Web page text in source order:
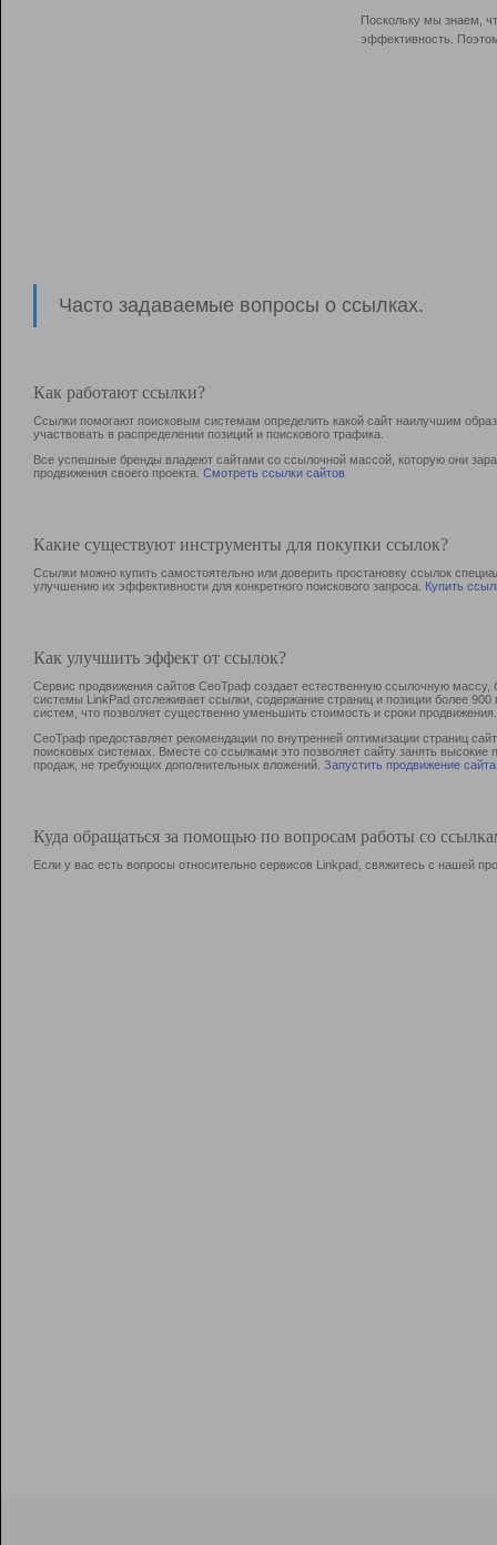
Поскольку мы знаем,
эффективность.
Часто задаваемые вопросы о ссылках.
Как работают ссылки?
Ссылки помогают поисковым системам определить какой сайт наилучшим
участвовать в раcпределении позиций и поискового трафика.
Все успешные бренды владеют сайтами со ссылочной массой, которую они
продвижения своего проекта. Смотреть ссылки сайтов
Какие существуют инструменты для покупки ссылок?
Ссылки можно купить самостоятельно или доверить простановку ссылок
улучшению их эффективности для конкретного поискового запроса. Купить
Как улучшить эффект от ссылок?
Сервис продвижения сайтов СеоТраф создает естественную ссылочную
системы LinkPad отслеживает ссылки, содержание страниц и позиции более
систем, что позволяет существенно уменьшить стоимость и сроки продвижения.
СеоТраф предоставляет рекомендации по внутренней оптимизации страниц
поисковых системах. Вместе со ссылками это позволяет сайту занять
продаж, не требующих дополнительных вложений. Запустить продвижение сайта
Куда обращаться за помощью по вопросам работы со
Если у вас есть вопросы относительно сервисов Linkpad, свяжитесь с нашей